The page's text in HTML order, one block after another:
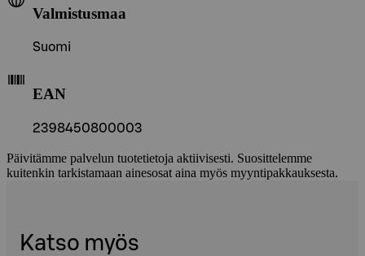
Valmistusmaa
Suomi
EAN
2398450800003
Päivitämme palvelun tuotetietoja aktiivisesti. Suosittelemme
kuitenkin tarkistamaan ainesosat aina myös myyntipakkauksesta.
Katso myös